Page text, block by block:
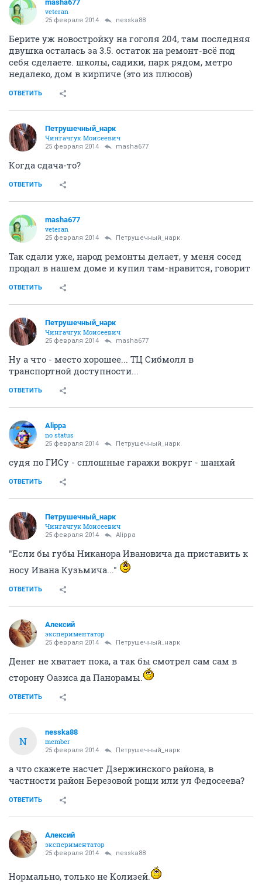
masha677
veteran
25 февраля 2014 nesska88
Берите уж новостройку на гоголя 204, там последняя
двушка осталась за 3.5. остаток на ремонт-всё под
себя сделаете. школы, садики, парк рядом, метро
недалеко, дом в кирпиче (это из плюсов)
ОТВЕТИТЬ
Петрушечный_нарк
Чингачгук Моисеевич
25 февраля 2014 masha677
Когда сдача-то?
ОТВЕТИТЬ
masha677
veteran
25 февраля 2014 Петрушечный_нарк
Так сдали уже, народ ремонты делает, у меня сосед
продал в нашем доме и купил там-нравится, говорит
ОТВЕТИТЬ
Петрушечный_нарк
Чингачгук Моисеевич
25 февраля 2014 masha677
Ну а что - место хорошее... ТЦ Сибмолл в
транспортной доступности...
ОТВЕТИТЬ
Alippa
no status
25 февраля 2014 Петрушечный_нарк
судя по ГИСу - сплошные гаражи вокруг - шанхай
ОТВЕТИТЬ
Петрушечный_нарк
Чингачгук Моисеевич
25 февраля 2014 Alippa
"Если бы губы Никанора Ивановича да приставить к
носу Ивана Кузьмича..."
ОТВЕТИТЬ
Алексий
экспериментатор
25 февраля 2014 Петрушечный_нарк
Денег не хватает пока, а так бы смотрел сам сам в
сторону Оазиса да Панорамы.
ОТВЕТИТЬ
N
nesska88
member
25 февраля 2014 Петрушечный_нарк
а что скажете насчет Дзержинского района, в
частности район Березовой рощи или ул Федосеева?
ОТВЕТИТЬ
Алексий
экспериментатор
25 февраля 2014 nesska88
Нормально, только не Колизей.